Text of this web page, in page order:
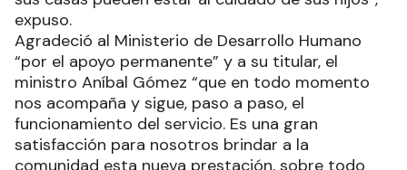
expuso.
Agradeció al Ministerio de Desarrollo Humano
“por el apoyo permanente” y a su titular, el
ministro Aníbal Gómez “que en todo momento
nos acompaña y sigue, paso a paso, el
funcionamiento del servicio. Es una gran
satisfacción para nosotros brindar a la